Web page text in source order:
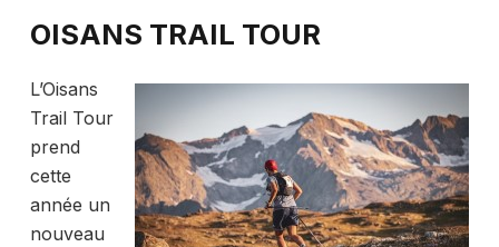
OISANS TRAIL TOUR
L’Oisans
Trail Tour
prend
cette
année un
nouveau